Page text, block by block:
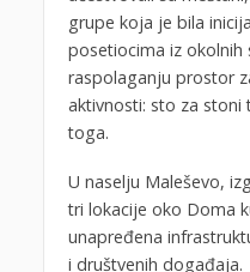
grupe koja je bila
posetiocima iz okolnih
raspolaganju prostor
aktivnosti: sto za
toga.
U naselju Maleševo,
tri lokacije oko Doma
unapređena
i društvenih događaja.